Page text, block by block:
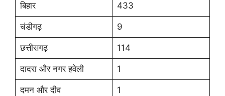
बिहार 433
चंडीगढ़ 9
छत्तीसगढ़ 114
दादरा और नगर हवेली 1
दमन और दीव 1